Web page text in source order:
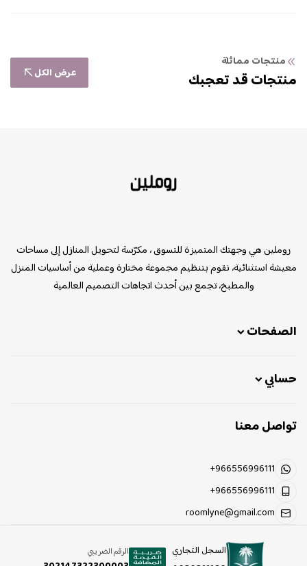
منتجات مماثلة
منتجات قد تعجبك عرض الكل
روملين هي وجهتك المتميزة للتسوق ، مكرّسة لتحويل المنازل إلى مساحات
معيشة استثنائية، نقوم بتنظيم مجموعة مختارة وعملية من أساسيات المنزل
والمطبخ، تجمع بين أحدث اتجاهات التصميم العالمية
الصفحات
حسابي
تواصل معنا
+966556996111
+966556996111
roomlyne@gmail.com
السجل التجاري
الرقم الضريبي